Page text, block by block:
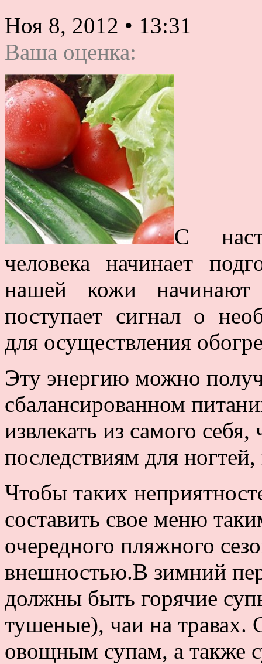
Ноя 8, 2012 • 13:31
Ваша оценка:
С
человека начинает
нашей кожи
поступает сигнал о
для осуществления
Эту энергию можно
сбалансированном
извлекать из самого
последствиям для
Чтобы таких
составить свое меню
очередного пляжного
внешностью.В зимний
должны быть горячие
тушеные), чаи на травах.
овощным супам, а также